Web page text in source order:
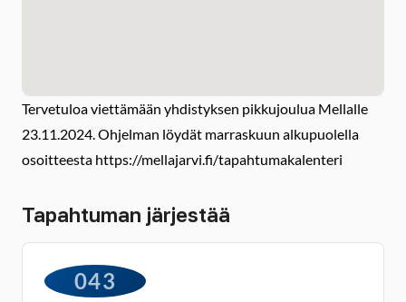
Tervetuloa viettämään yhdistyksen pikkujoulua Mellalle
23.11.2024. Ohjelman löydät marraskuun alkupuolella
osoitteesta https://mellajarvi.fi/tapahtumakalenteri
Tapahtuman järjestää
043